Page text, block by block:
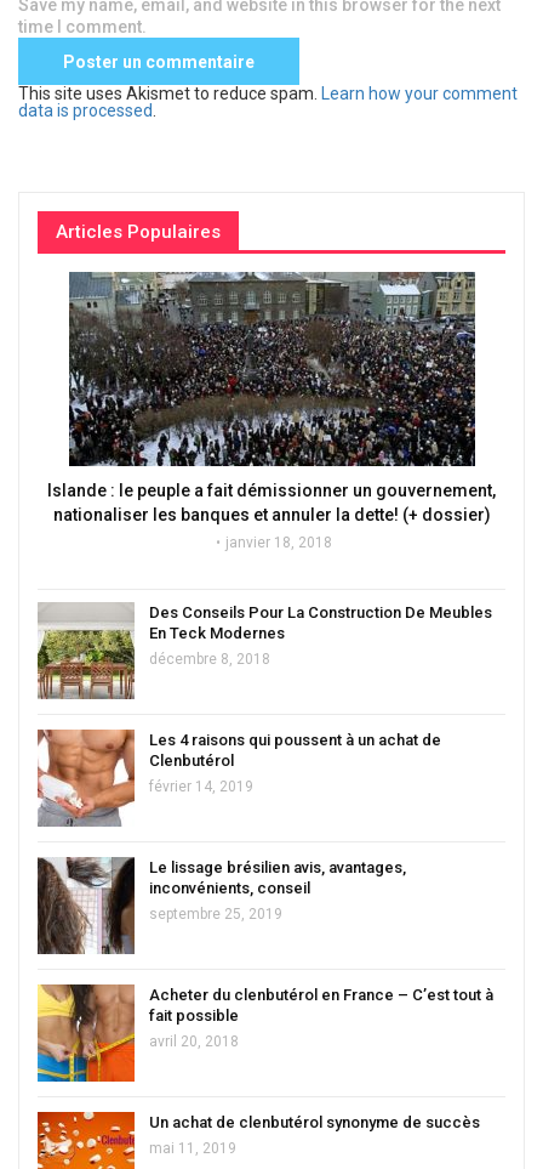
Save my name, email, and website in this browser for the next
time I comment.
This site uses Akismet to reduce spam.
Learn how your comment
data is processed
Articles Populaires
Islande : le peuple a fait démissionner un gouvernement,
nationaliser les banques et annuler la dette! (+ dossier)
janvier 18, 2018
Des Conseils Pour La Construction De Meubles
En Teck Modernes
décembre 8, 2018
Les 4 raisons qui poussent à un achat de
Clenbutérol
février 14, 2019
Le lissage brésilien avis, avantages,
inconvénients, conseil
septembre 25, 2019
Acheter du clenbutérol en France – C’est tout à
fait possible
avril 20, 2018
Un achat de clenbutérol synonyme de succès
mai 11, 2019